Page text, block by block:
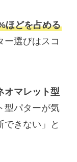
ほどを占める
ー選びはスコ
オマレット型
型パターが気
できない」と